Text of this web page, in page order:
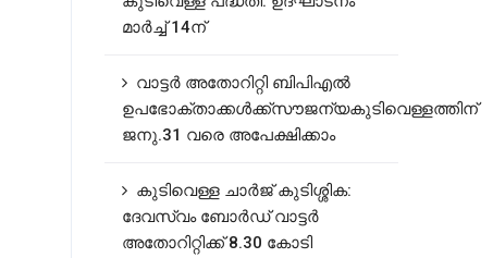
മാർച്ച് 14ന്
വാട്ടർ അതോറിറ്റി ബിപിഎൽ
ഉപഭോക്താക്കൾക്ക്സൗജന്യകുടിവെള്ളത്തിന്
ജനു.31 വരെ അപേക്ഷിക്കാം
കുടിവെള്ള ചാർജ് കുടിശ്ശിക:
ദേവസ്വം ബോർഡ് വാട്ടർ
അതോറിറ്റിക്ക് 8.30 കോടി